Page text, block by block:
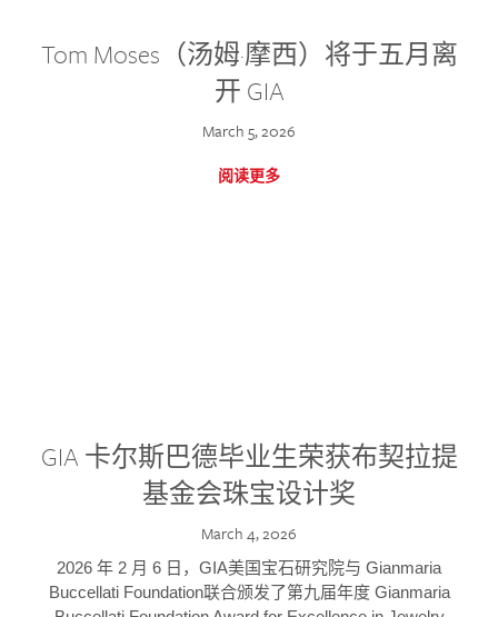
Tom Moses（汤姆·摩西）将于五月离
开 GIA
March 5, 2026
阅读更多
GIA 卡尔斯巴德毕业生荣获布契拉提
基金会珠宝设计奖
March 4, 2026
2026 年 2 月 6 日，GIA美国宝石研究院与 Gianmaria
Buccellati Foundation联合颁发了第九届年度 Gianmaria